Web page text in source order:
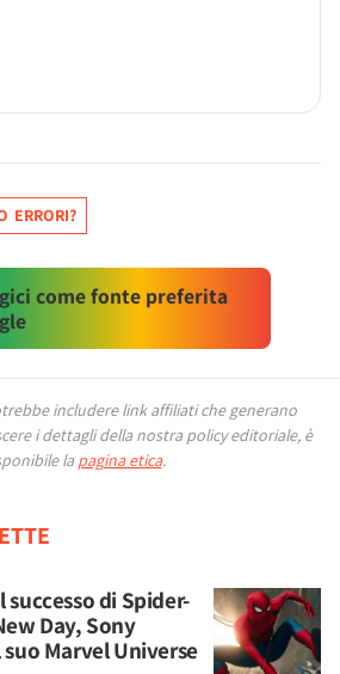
ERRORI?
come fonte preferita
includere link affiliati che generano
i dettagli della nostra policy editoriale, è
la pagina etica.
di Spider-
Day, Sony
Marvel Universe